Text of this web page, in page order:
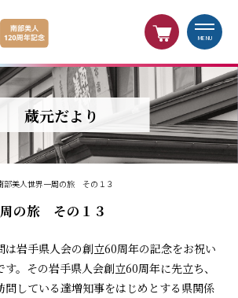
MENU
蔵元だより
部美人世界一周の旅 その１３
の旅 その１３
は岩手県人会の創立60周年の記念をお祝い
。その岩手県人会創立60周年に先立ち、
問している達増知事をはじめとする県関係